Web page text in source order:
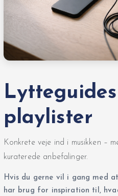
playlister
Konkrete veje ind i musikken –
kuraterede anbefalinger.
Hvis du gerne vil i gang med
har brug for inspiration til,